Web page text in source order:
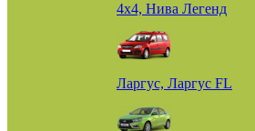
4х4, Нива Легенд
Ларгус, Ларгус FL